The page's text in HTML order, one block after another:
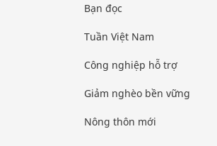
Bạn đọc
Tuần Việt Nam
Công nghiệp hỗ trợ
Giảm nghèo bền vững
Nông thôn mới